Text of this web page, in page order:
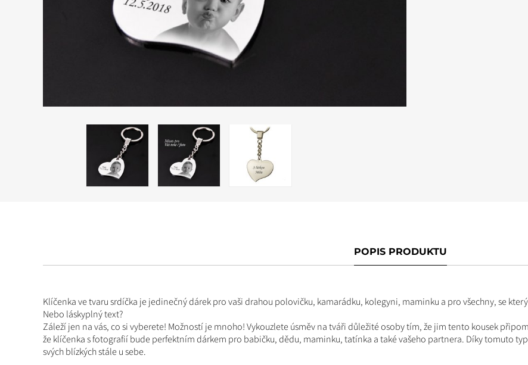
POPIS PRODUKTU
Klíčenka ve tvaru srdíčka je jedinečný dárek pro vaši drahou polovičku, kamarádku, kolegyni, maminku a pro všechny, se
Nebo láskyplný text?
Záleží jen na vás, co si vyberete! Možností je mnoho! Vykouzlete úsměv na tváři důležité osoby tím, že jim tento kousek
že klíčenka s fotografií bude perfektním dárkem pro babičku, dědu, maminku, tatínka a také vašeho partnera. Díky tomuto
svých blízkých stále u sebe.